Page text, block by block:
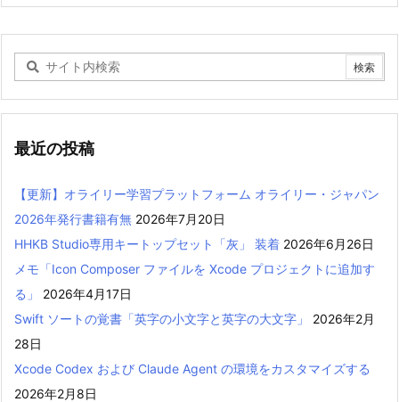
最近の投稿
【更新】オライリー学習プラットフォーム オライリー・ジャパン
2026年発行書籍有無 2026年7月20日
HHKB Studio専用キートップセット「灰」 装着 2026年6月26日
メモ「Icon Composer ファイルを Xcode プロジェクトに追加す
る」
2026年4月17日
Swift ソートの覚書「英字の小文字と英字の大文字」
2026年2月
28日
Xcode Codex および Claude Agent の環境をカスタマイズする
2026年2月8日